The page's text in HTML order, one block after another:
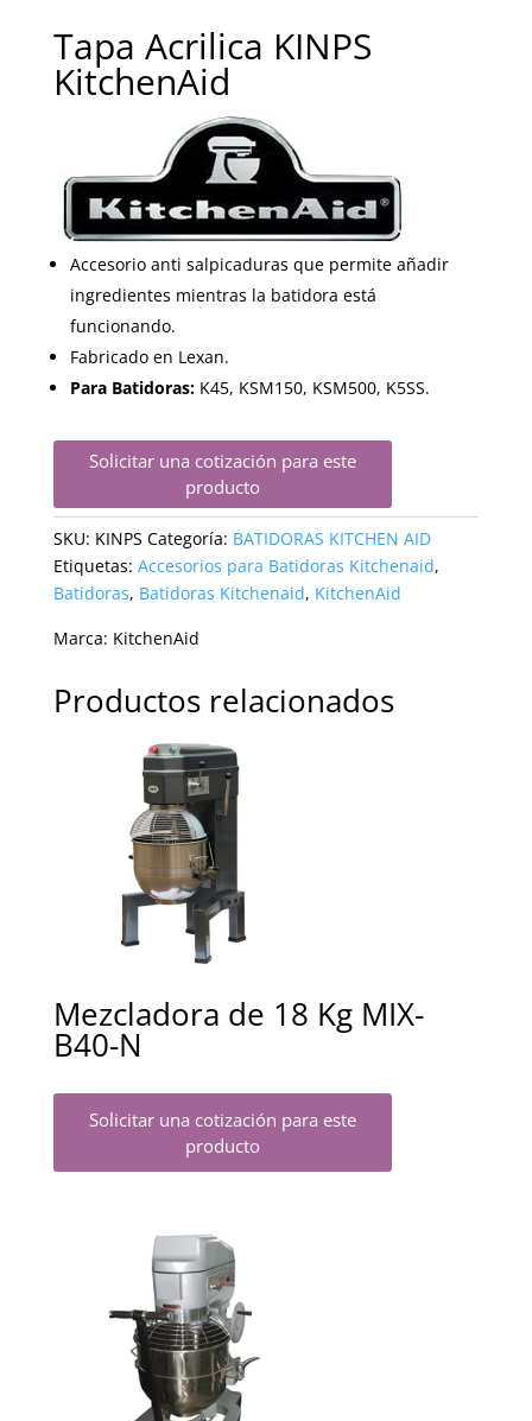
Tapa Acrilica KINPS
KitchenAid
Accesorio anti salpicaduras que permite añadir
ingredientes mientras la batidora está
funcionando.
Fabricado en Lexan.
Para Batidoras:K45, KSM150, KSM500, K5SS.
Solicitar una cotización para este
producto
SKU: KINPS Categoría: BATIDORAS KITCHEN AID
Etiquetas: Accesorios para Batidoras Kitchenaid,
Batidoras, Batidoras Kitchenaid, KitchenAid
Marca: KitchenAid
Productos relacionados
Mezcladora de 18 Kg MIX-
B40-N
Solicitar una cotización para este
producto